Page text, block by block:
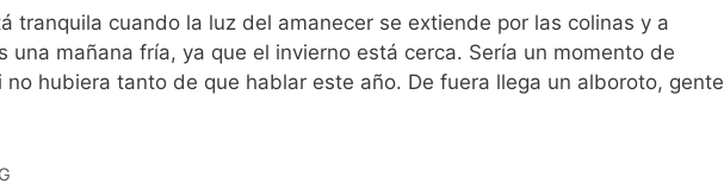
tranquila cuando la luz del amanecer se extiende por las colinas y a
una mañana fría, ya que el invierno está cerca. Sería un momento de
hubiera tanto de que hablar este año. De fuera llega un alboroto, gente